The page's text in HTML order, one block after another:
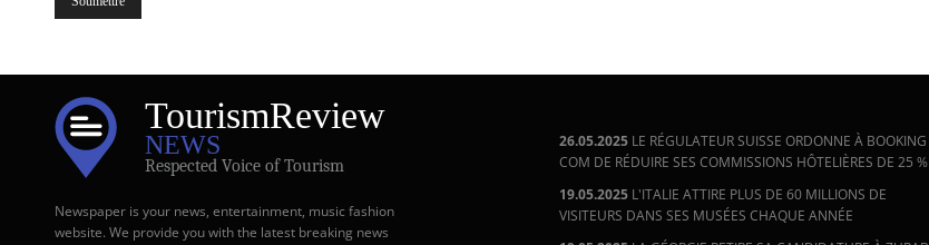
TourismReview
NEWS
Respected Voice of Tourism
Newspaper is your news, entertainment, music fashion
website. We provide you with the latest breaking news
26.05.2025LE RÉGULATEUR SUISSE ORDONNE À BOOKING
COM DE RÉDUIRE SES COMMISSIONS HÔTELIÈRES DE 25 %
19.05.2025L'ITALIE ATTIRE PLUS DE 60 MILLIONS DE
VISITEURS DANS SES MUSÉES CHAQUE ANNÉE